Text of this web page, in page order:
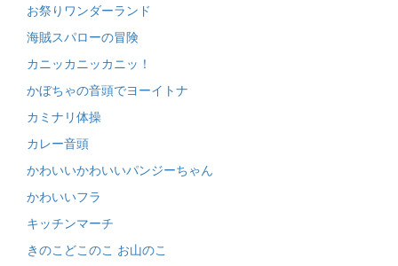
お祭りワンダーランド
海賊スパローの冒険
カニッカニッカニッ！
かぼちゃの音頭でヨーイトナ
カミナリ体操
カレー音頭
かわいいかわいいパンジーちゃん
かわいいフラ
キッチンマーチ
きのこどこのこ お山のこ